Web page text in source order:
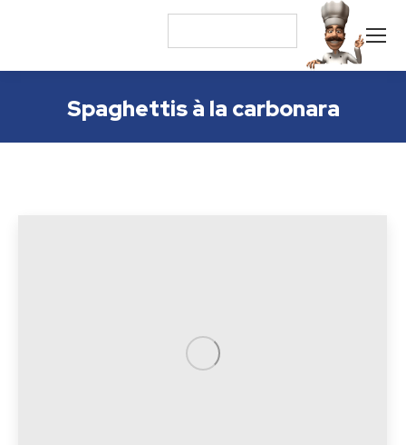
Spaghettis à la carbonara